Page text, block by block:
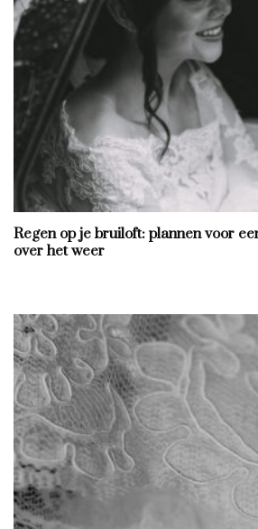
Regen op je bruiloft: plannen voor
over het weer